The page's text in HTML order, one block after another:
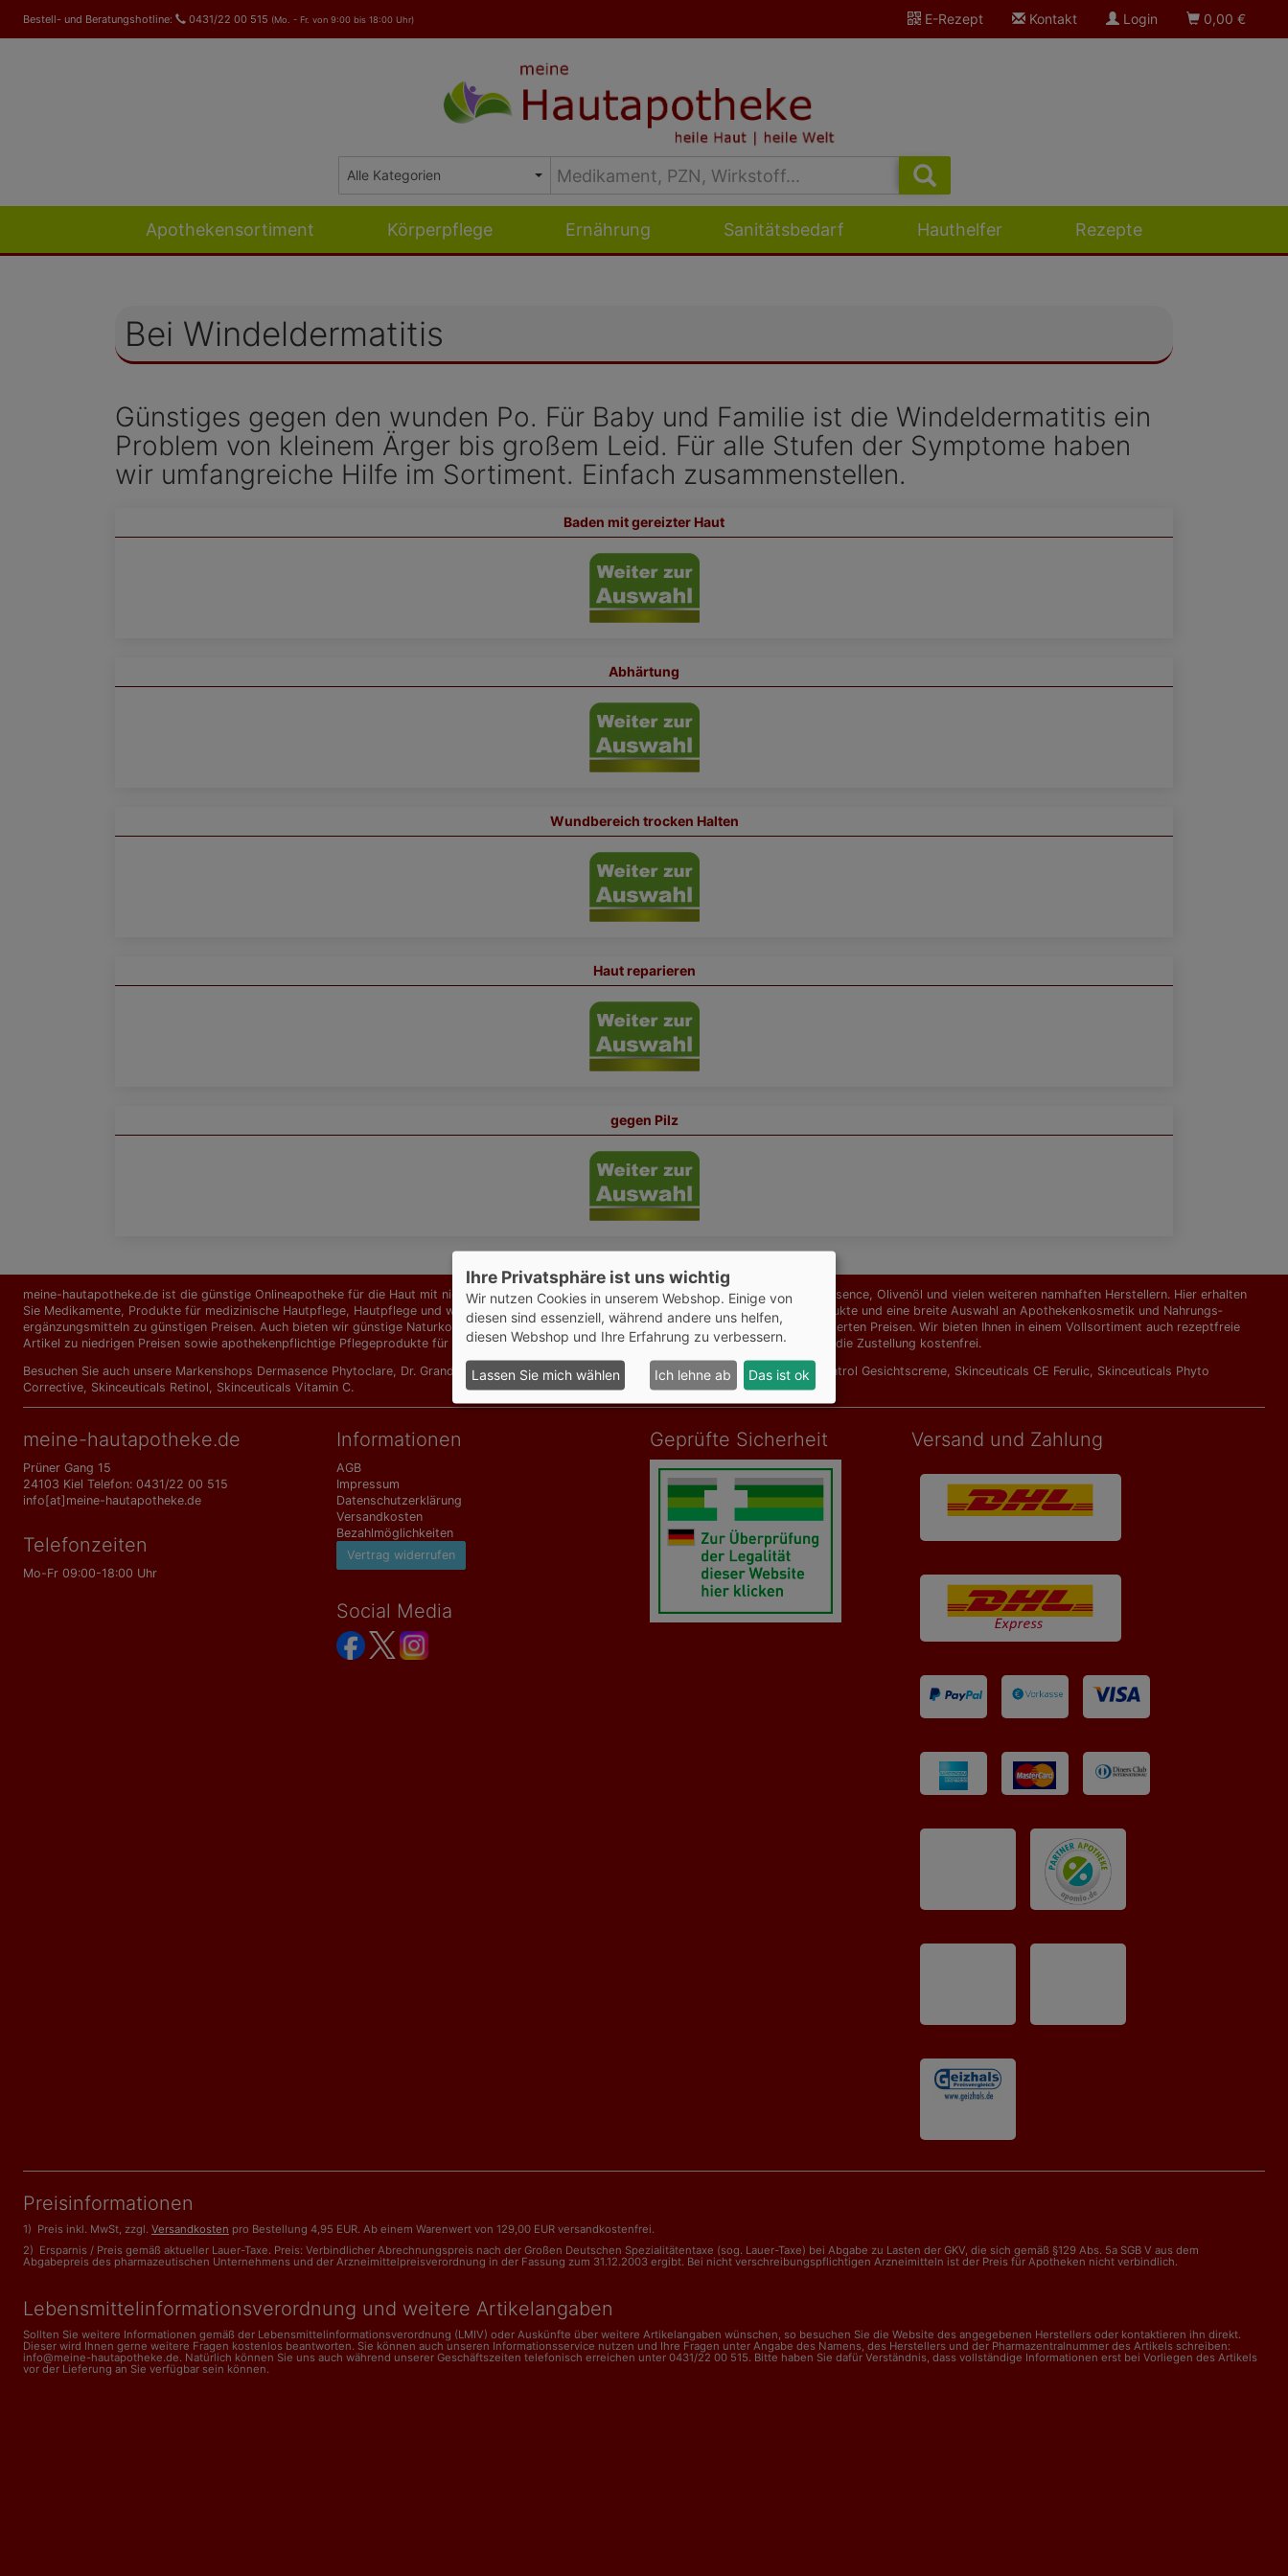
Bestell- und Beratungshotline: 0431/22 00 515 (Mo. - Fr. von 9:00 bis 18:00 Uhr) E-Rezept Kontakt Login 0,00 €
Apothekensortiment Körperpflege Ernährung Sanitätsbedarf Hauthelfer Rezepte
Bei Windeldermatitis
Günstiges gegen den wunden Po. Für Baby und Familie ist die Windeldermatitis ein
Problem von kleinem Ärger bis großem Leid. Für alle Stufen der Symptome haben
wir umfangreiche Hilfe im Sortiment. Einfach zusammenstellen.
Baden mit gereizter Haut
Abhärtung
Wundbereich trocken Halten
Haut reparieren
gegen Pilz
meine-hautapotheke.de ist die günstige Onlineapotheke für die Haut mit niedrigen Preisen für Produkte von Dr. Grandel, Vichy, Avène, Dermasence, Olivenöl und vielen weiteren namhaften Herstellern. Hier erhalten
Sie Medikamente, Produkte für medizinische Hautpflege, Hautpflege und weitere Artikel für Allergiker, homöopathische Mittel, Naturheilprodukte und eine breite Auswahl an Apothekenkosmetik und Nahrungs­
ergänzungs­mitteln zu günstigen Preisen. Auch bieten wir günstige Naturkosmetik und Hautpflegeprodukte für chronische Probleme zu reduzierten Preisen. Wir bieten Ihnen in einem Vollsortiment auch rezeptfreie
Artikel zu niedrigen Preisen sowie apothekenpflichtige Pflegeprodukte für hochwertige Ansprüche. Ab einem Bestellwert von 129,00 EUR ist die Zustellung kostenfrei.
Besuchen Sie auch unsere Markenshops Dermasence Phytoclare, Dr. Grandel Elements of Nature,Dr. Grandel Hydro Active, Eucerin AtopiControl Gesichtscreme, Skinceuticals CE Ferulic, Skinceuticals Phyto
Corrective, Skinceuticals Retinol, Skinceuticals Vitamin C.
meine-hautapotheke.de
Prüner Gang 15
24103 Kiel Telefon: 0431/22 00 515
info[at]meine-hautapotheke.de
Telefonzeiten
Mo-Fr 09:00-18:00 Uhr
Informationen
AGB
Impressum
Datenschutzerklärung
Versandkosten
Bezahlmöglichkeiten
Vertrag widerrufen
Social Media
Geprüfte Sicherheit Versand und Zahlung
Preisinformationen
1) Preis inkl. MwSt, zzgl. Versandkosten pro Bestellung 4,95 EUR. Ab einem Warenwert von 129,00 EUR versandkostenfrei.
2) Ersparnis / Preis gemäß aktueller Lauer-Taxe. Preis: Verbindlicher Abrechnungspreis nach der Großen Deutschen Spezialitätentaxe (sog. Lauer-Taxe) bei Abgabe zu Lasten der GKV, die sich gemäß §129 Abs. 5a SGB V aus dem
Abgabepreis des pharmazeutischen Unternehmens und der Arzneimittelpreisverordnung in der Fassung zum 31.12.2003 ergibt. Bei nicht verschreibungspflichtigen Arzneimitteln ist der Preis für Apotheken nicht verbindlich.
Lebensmittelinformations­verordnung und weitere Artikelangaben
Sollten Sie weitere Informationen gemäß der Lebensmittel­informations­verordnung (LMIV) oder Auskünfte über weitere Artikelangaben wünschen, so besuchen Sie die Website des angegebenen Herstellers oder kontaktieren ihn direkt.
Dieser wird Ihnen gerne weitere Fragen kostenlos beantworten. Sie können auch unseren Informationsservice nutzen und Ihre Fragen unter Angabe des Namens, des Herstellers und der Pharmazentralnummer des Artikels schreiben:
info@meine-hautapotheke.de. Natürlich können Sie uns auch während unserer Geschäftszeiten telefonisch erreichen unter 0431/22 00 515. Bitte haben Sie dafür Verständnis, dass vollständige Informationen erst bei Vorliegen des Artikels
vor der Lieferung an Sie verfügbar sein können.
Ihre Privatsphäre ist uns wichtig
Wir nutzen Cookies in unserem Webshop. Einige von
diesen sind essenziell, während andere uns helfen,
diesen Webshop und Ihre Erfahrung zu verbessern.
Lassen Sie mich wählen Ich lehne ab Das ist ok